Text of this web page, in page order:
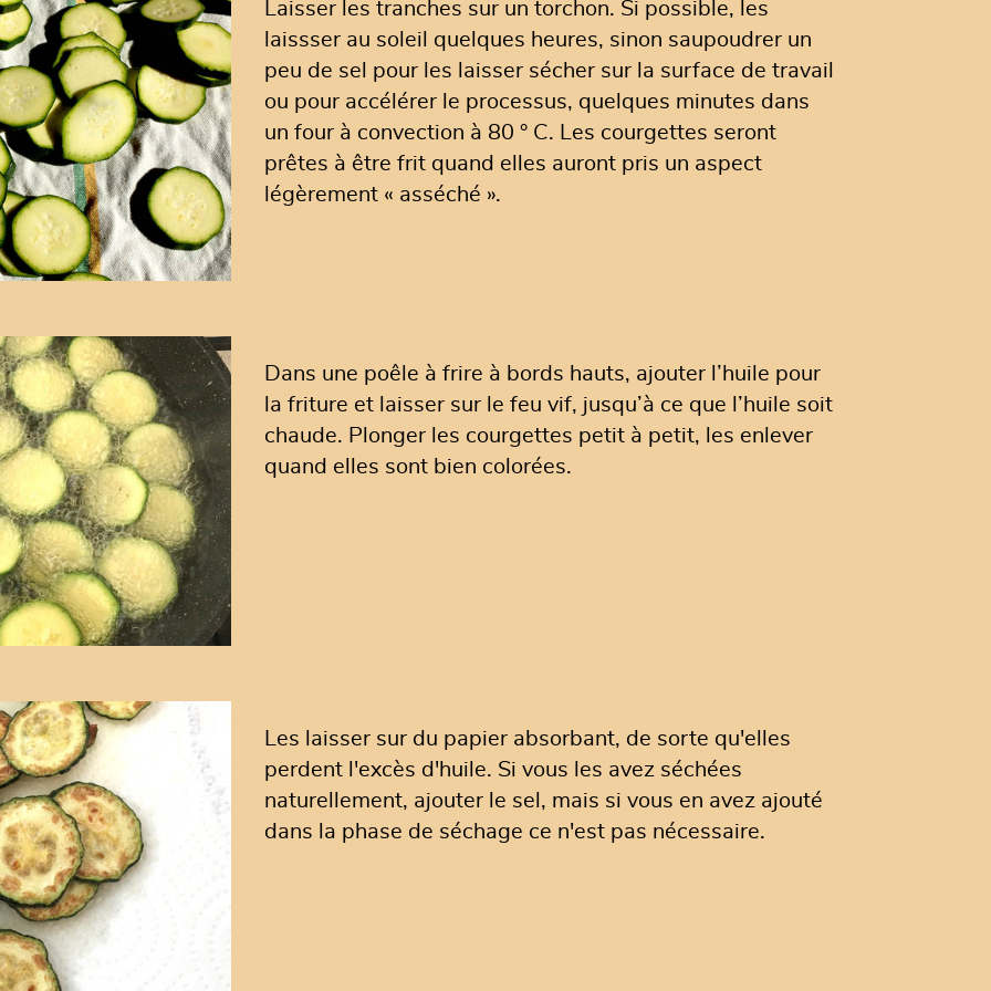
Laisser les tranches sur un torchon. Si possible, les
laissser au soleil quelques heures, sinon saupoudrer un
peu de sel pour les laisser sécher sur la surface de travail
ou pour accélérer le processus, quelques minutes dans
un four à convection à 80 ° C. Les courgettes seront
prêtes à être frit quand elles auront pris un aspect
légèrement « asséché ».
Dans une poêle à frire à bords hauts, ajouter l’huile pour
la friture et laisser sur le feu vif, jusqu’à ce que l’huile soit
chaude. Plonger les courgettes petit à petit, les enlever
quand elles sont bien colorées.
Les laisser sur du papier absorbant, de sorte qu'elles
perdent l'excès d'huile. Si vous les avez séchées
naturellement, ajouter le sel, mais si vous en avez ajouté
dans la phase de séchage ce n'est pas nécessaire.